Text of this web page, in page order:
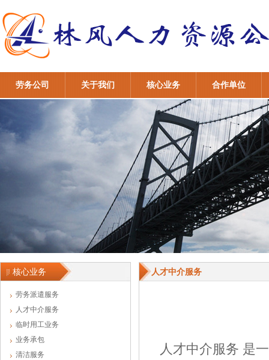
劳务公司 关于我们 核心业务 合作单位
核心业务
劳务派遣服务
人才中介服务
临时用工业务
业务承包
清洁服务
人才中介服务
人才中介服务 是